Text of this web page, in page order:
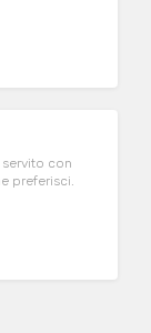
con
salse che preferisci.